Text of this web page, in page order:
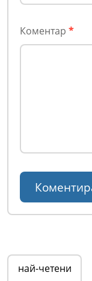
Коментар *
най-четени